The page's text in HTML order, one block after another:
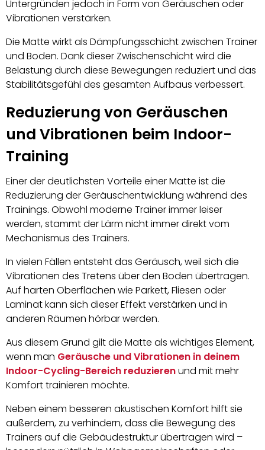
Untergründen jedoch in Form von Geräuschen oder
Vibrationen verstärken.
Die Matte wirkt als Dämpfungsschicht zwischen Trainer
und Boden. Dank dieser Zwischenschicht wird die
Belastung durch diese Bewegungen reduziert und das
Stabilitätsgefühl des gesamten Aufbaus verbessert.
Reduzierung von Geräuschen
und Vibrationen beim Indoor-
Training
Einer der deutlichsten Vorteile einer Matte ist die
Reduzierung der Geräuschentwicklung während des
Trainings. Obwohl moderne Trainer immer leiser
werden, stammt der Lärm nicht immer direkt vom
Mechanismus des Trainers.
In vielen Fällen entsteht das Geräusch, weil sich die
Vibrationen des Tretens über den Boden übertragen.
Auf harten Oberflächen wie Parkett, Fliesen oder
Laminat kann sich dieser Effekt verstärken und in
anderen Räumen hörbar werden.
Aus diesem Grund gilt die Matte als wichtiges Element,
wenn man Geräusche und Vibrationen in deinem
Indoor-Cycling-Bereich reduzierenund mit mehr
Komfort trainieren möchte.
Neben einem besseren akustischen Komfort hilft sie
außerdem, zu verhindern, dass die Bewegung des
Trainers auf die Gebäudestruktur übertragen wird –